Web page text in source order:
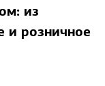
из
и розничное